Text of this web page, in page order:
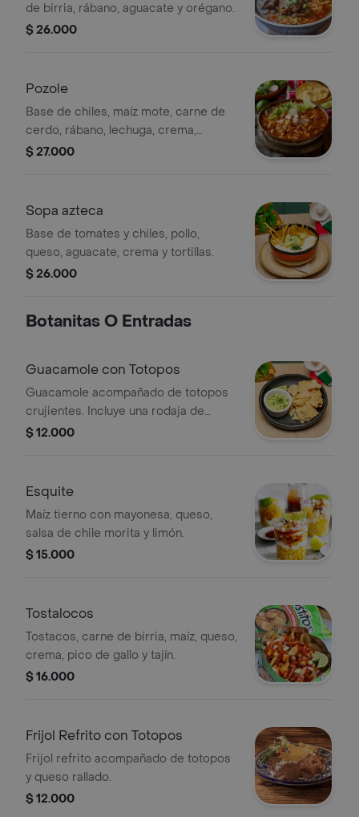
de birria, rábano, aguacate y orégano.
$ 26.000
Pozole
Base de chiles, maíz mote, carne de
cerdo, rábano, lechuga, crema,
aguacate y orégano, acompañado de
$ 27.000
Sopa azteca
Base de tomates y chiles, pollo,
queso, aguacate, crema y tortillas.
$ 26.000
Botanitas O Entradas
Guacamole con Totopos
Guacamole acompañado de totopos
crujientes. Incluye una rodaja de
limón.
$ 12.000
Esquite
Maíz tierno con mayonesa, queso,
salsa de chile morita y limón.
$ 15.000
Tostalocos
Tostacos, carne de birria, maíz, queso,
crema, pico de gallo y tajín.
$ 16.000
Frijol Refrito con Totopos
Frijol refrito acompañado de totopos
y queso rallado.
$ 12.000